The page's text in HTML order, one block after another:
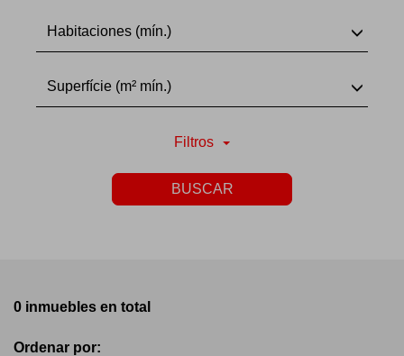
Habitaciones (mín.)
Superfície (m² mín.)
Filtros
BUSCAR
0 inmuebles en total
Ordenar por: